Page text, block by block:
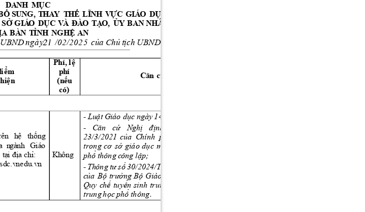
DANH MỤC
Ổ SUNG, THAY THẾ LĨNH VỰC GIÁO DỤ
SỞ GIÁO DỤC VÀ ĐÀO TẠO, ỦY BAN NHÂ
A BÀN TỈNH NGHỆ AN
ngày /02/2025 của Chủ tịch UBND
iểm
hiện
Phí, lệ
phí
(nếu
có)
Căn cứ
n hệ
thống
ngành Giáo
tại địa chỉ:
dc.vnedu.vn
Không
- Luật Giáo dục ngày 14
- Căn cứ Nghị định
23/3/2021 của
  C
hính
  ph
trong cơ sở giáo dục m
phổ thông công lập;
- Thông tư số 30/2024/TT
của Bộ trưởng Bộ Giáo
Quy chế tuyển sinh trun
trunghọc phổ thông.